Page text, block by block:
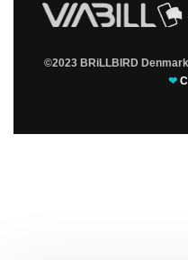
©2023 BRiLLBIRD Denmark
❤